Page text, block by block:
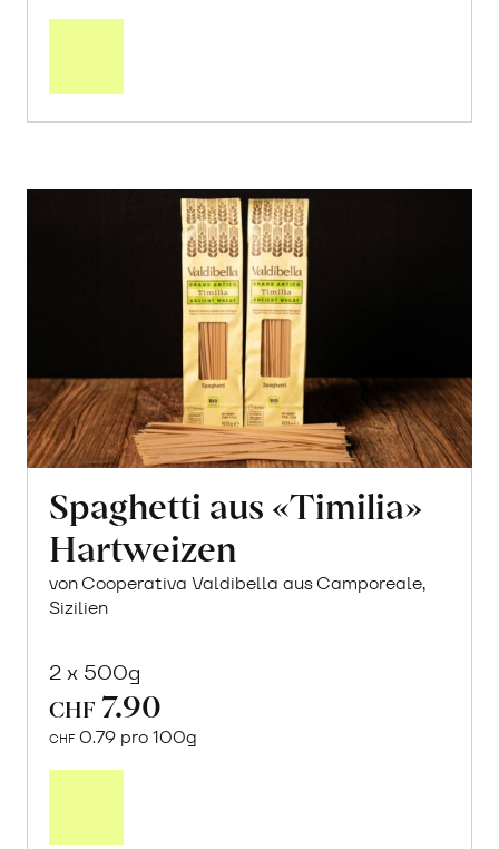
Spaghetti aus «Timilia»
Hartweizen
von Cooperativa Valdibella aus Camporeale,
Sizilien
2 x 500g
CHF 7.90
CHF 0.79 pro 100g